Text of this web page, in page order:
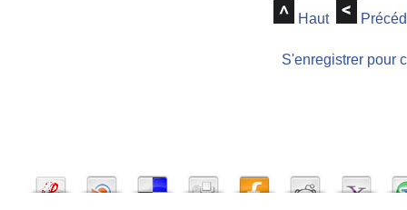
Haut
S'enregistrer pour